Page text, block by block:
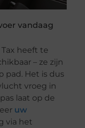
vandaag
heeft te
– ze zijn
pad. Het is dus
vroeg in
laat op de
uw
via het